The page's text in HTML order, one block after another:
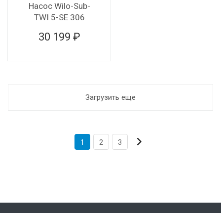
Насос Wilo-Sub-
TWI 5-SE 306
30 199 ₽
Загрузить еще
1 2 3